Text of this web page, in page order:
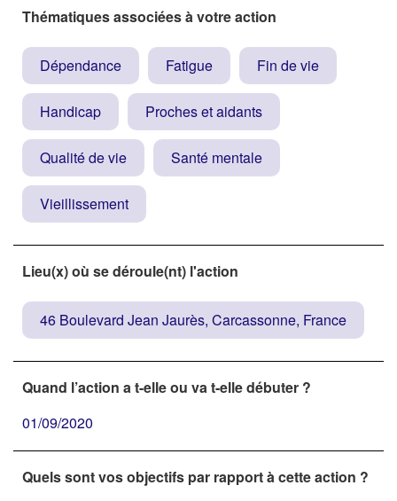
Thématiques associées à votre action
Dépendance Fatigue Fin de vie
Handicap Proches et aidants
Qualité de vie Santé mentale
Vieillissement
Lieu(x) où se déroule(nt) l'action
46 Boulevard Jean Jaurès, Carcassonne, France
Quand l’action a t-elle ou va t-elle débuter ?
01/09/2020
Quels sont vos objectifs par rapport à cette action ?